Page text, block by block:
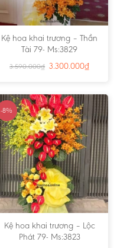
Kệ hoa khai trương – Thần
Tài 79- Ms:3829
3.590.000₫ 3.300.000₫
-8%
Kệ hoa khai trương – Lộc
Phát 79- Ms:3823